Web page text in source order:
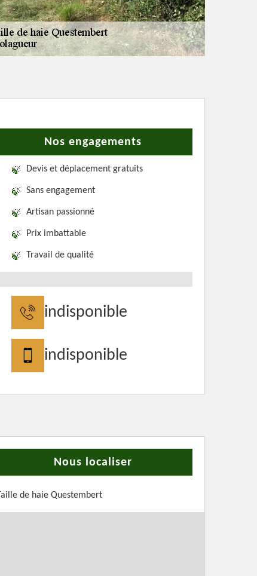
Nos engagements
Devis et déplacement gratuits
Sans engagement
Artisan passionné
Prix imbattable
Travail de qualité
indisponible
indisponible
Nous localiser
Taille de haie Questembert